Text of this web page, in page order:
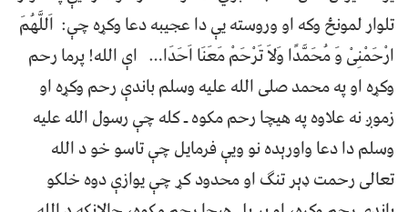
تلوار لمونځ وکه او وروسته یې دا عجیبه دعا وکړه چې: اَللَّهُمَ
ارْحَمْنِیْ وَ مُحَمَّدًا وَلاَ تَرْحَمْ مَعَنَا اَحَدَا… اې الله! پرما رحم
وکړه او په محمد صلی الله علیه وسلم باندې رحم وکړه او
زموږ نه علاوه په هیچا رحم مکوه ـ کله چې رسول الله علیه
وسلم دا دعا واورېده نو ویې فرمایل چې تاسو خو د الله
تعالی رحمت ډېر تنګ او محدود کړ چې یوازې دوه خلکو